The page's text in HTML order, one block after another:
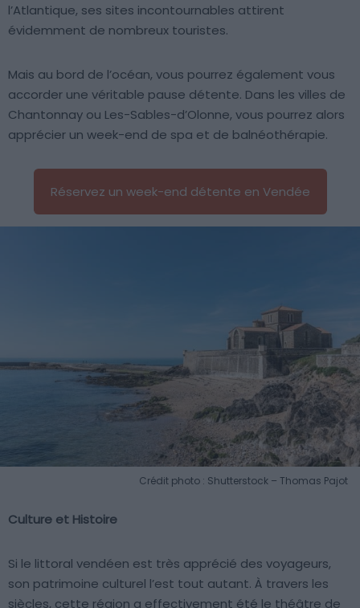
l’Atlantique, ses sites incontournables attirent
évidemment de nombreux touristes.
Mais au bord de l’océan, vous pourrez également vous
accorder une véritable pause détente. Dans les villes de
Chantonnay ou Les-Sables-d’Olonne, vous pourrez alors
apprécier un week-end de spa et de balnéothérapie.
Réservez un week-end détente en Vendée
Crédit photo : Shutterstock – Thomas Pajot
Culture et Histoire
Si le littoral vendéen est très apprécié des voyageurs,
son patrimoine culturel l’est tout autant. À travers les
siècles, cette région a effectivement été le théâtre de